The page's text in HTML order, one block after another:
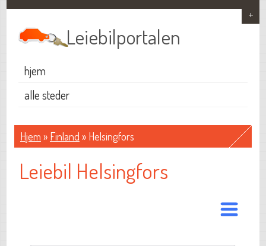
Leiebilportalen
hjem
alle steder
Hjem » Finland » Helsingfors
Leiebil Helsingfors